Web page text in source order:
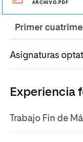
ARCHIVO.PDF
Primer
Asignaturas
Experiencia
Trabajo Fin de